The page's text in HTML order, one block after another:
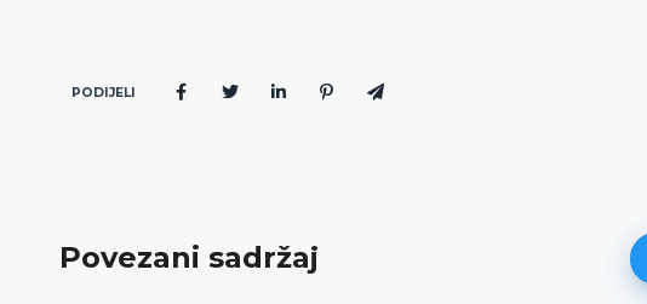
PODIJELI
Povezani sadržaj